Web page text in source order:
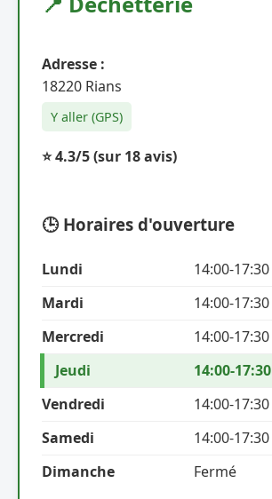
Adresse :
18220 Rians
Y aller (GPS)
⭐ 4.3/5(sur 18 avis)
🕒 Horaires d'ouverture
Lundi
14:00-17:30
Mardi
14:00-17:30
Mercredi
14:00-17:30
Jeudi
14:00-17:30
Vendredi
14:00-17:30
Samedi
14:00-17:30
Dimanche
Fermé